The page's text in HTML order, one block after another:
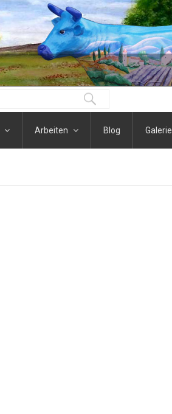
Arbeiten Blog Galerie